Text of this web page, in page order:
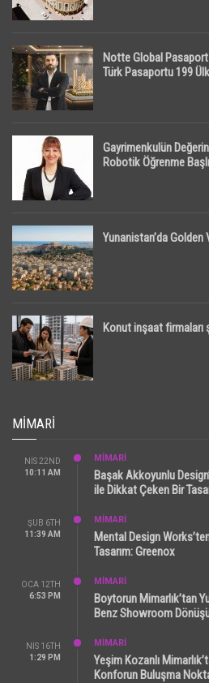
Notte Global
Türk Pasaportu 199
Gayrimenkulün
Robotik Öğrenme
Yunanistan’da Golden
Konut inşaat firmaları
MIMARI
NIS 22ND
10:11 AM
MİMARİ
Başak Akkoyunlu
ile Dikkat Çeken Bir
ŞUB 6TH
11:39 AM
MİMARİ
Mental Design
Tasarım: Greenox
OCA 12TH
6:53 PM
MİMARİ
Boytorun Mimarlık’tan
Benz Showroom
NIS 16TH
1:29 PM
MİMARİ
Yeşim Kozanlı
Konforun Buluşma